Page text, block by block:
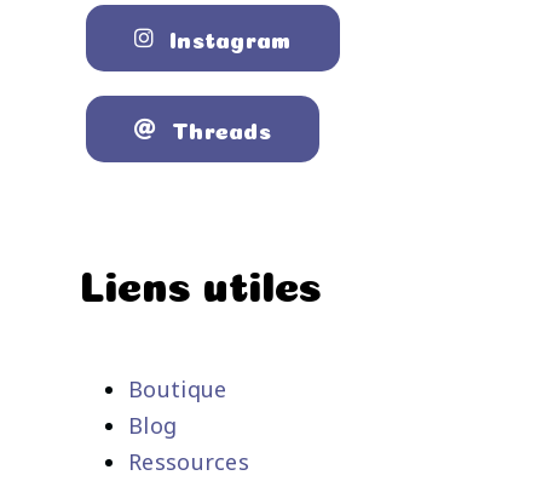
Instagram
Threads
Liens utiles
Boutique
Blog
Ressources